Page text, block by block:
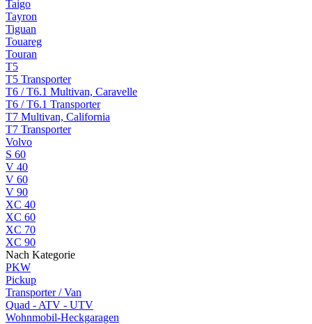
Taigo
Tayron
Tiguan
Touareg
Touran
T5
T5 Transporter
T6 / T6.1 Multivan, Caravelle
T6 / T6.1 Transporter
T7 Multivan, California
T7 Transporter
Volvo
S 60
V 40
V 60
V 90
XC 40
XC 60
XC 70
XC 90
Nach Kategorie
PKW
Pickup
Transporter / Van
Quad - ATV - UTV
Wohnmobil-Heckgaragen